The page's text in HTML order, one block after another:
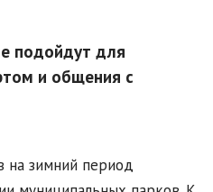
подойдут для
и общения с
на зимний период